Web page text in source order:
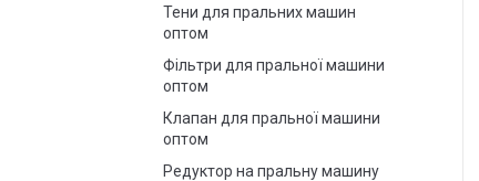
Тени для пральних машин
оптом
Фільтри для пральної машини
оптом
Клапан для пральної машини
оптом
Редуктор на пральну машину